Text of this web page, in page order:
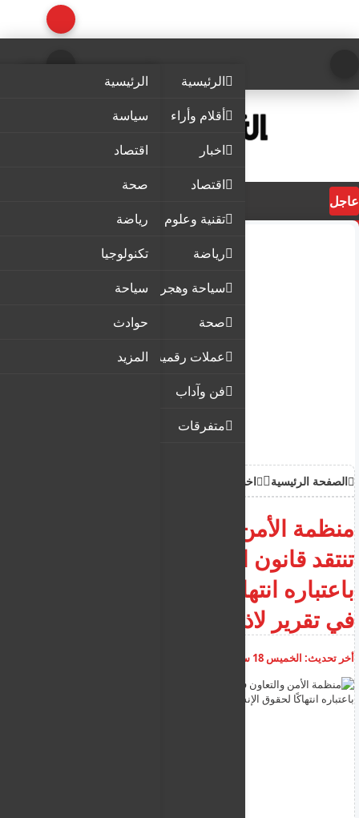
الرئيسية
أقلام وأراء
اخبار
اقتصاد
تقنية وعلوم
رياضة
سياحة وهجرة
صحة
عملات رقمية
فن وآداب
متفرقات
الرئيسية
سياسة
اقتصاد
صحة
رياضة
تكنولوجيا
سياحة
حوادث
المزيد
عاجل
الصفحة الرئيسية اخبار
منظمة الأمن والتعاون في أوروبا
تنتقد قانون الجمعية القبرصية
باعتباره انتهاكًا لحقوق الإنسان
في تقرير لاذع
أخر تحديث: الخميس 18 سبتمبر 2025